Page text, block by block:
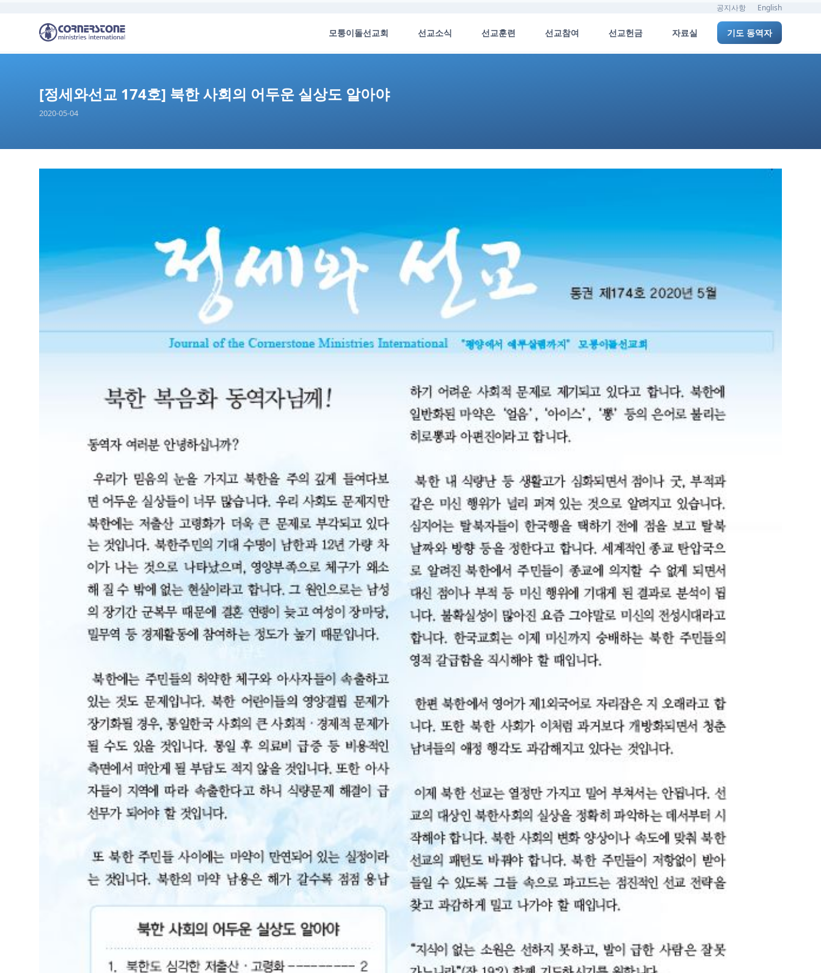
공지사항 English
모퉁이돌선교회 선교소식 선교훈련 선교참여 선교헌금 자료실 기도 동역자
[정세와선교 174호] 북한 사회의 어두운 실상도 알아야
2020-05-04